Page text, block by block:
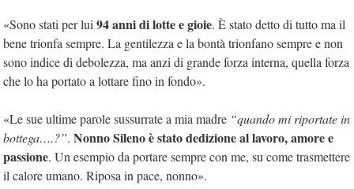
«Sono stati per lui 94 anni di lotte e gioie. È stato detto di tutto ma il
bene trionfa sempre. La gentilezza e la bontà trionfano sempre e non
sono indice di debolezza, ma anzi di grande forza interna, quella forza
che lo ha portato a lottare fino in fondo».
«Le sue ultime parole sussurrate a mia madre “quando mi riportate in
bottega….?”. Nonno Sileno è stato dedizione al lavoro, amore e
passione. Un esempio da portare sempre con me, su come trasmettere
il calore umano. Riposa in pace, nonno».